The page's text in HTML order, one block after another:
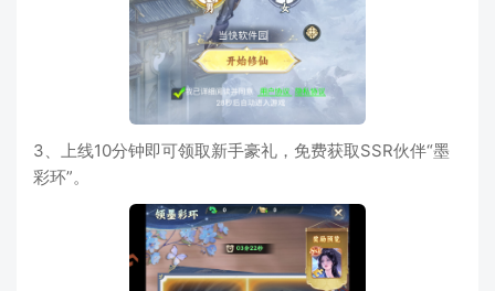
3、上线10分钟即可领取新手豪礼，免费获取SSR伙伴“墨
彩环”。